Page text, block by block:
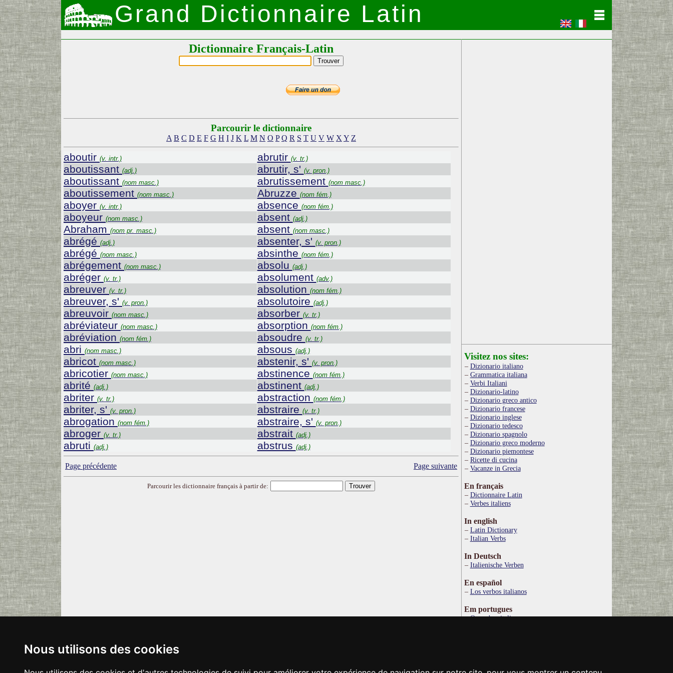
Nous utilisons des cookies
Grand Dictionnaire Latin
Dictionnaire Français-Latin
Parcourir le dictionnaire
A B C D E F G H I J K L M N O P Q R S T U V W X Y Z
aboutir (v. intr.)
aboutissant (adj.)
aboutissant (nom masc.)
aboutissement (nom masc.)
aboyer (v. intr.)
aboyeur (nom masc.)
Abraham (nom pr. masc.)
abrégé (adj.)
abrégé (nom masc.)
abrégement (nom masc.)
abréger (v. tr.)
abreuver (v. tr.)
abreuver, s' (v. pron.)
abreuvoir (nom masc.)
abréviateur (nom masc.)
abréviation (nom fém.)
abri (nom masc.)
abricot (nom masc.)
abricotier (nom masc.)
abrité (adj.)
abriter (v. tr.)
abriter, s' (v. pron.)
abrogation (nom fém.)
abroger (v. tr.)
abruti (adj.)
abrutir (v. tr.)
abrutir, s' (v. pron.)
abrutissement (nom masc.)
Abruzze (nom fém.)
absence (nom fém.)
absent (adj.)
absent (nom masc.)
absenter, s' (v. pron.)
absinthe (nom fém.)
absolu (adj.)
absolument (adv.)
absolution (nom fém.)
absolutoire (adj.)
absorber (v. tr.)
absorption (nom fém.)
absoudre (v. tr.)
absous (adj.)
abstenir, s' (v. pron.)
abstinence (nom fém.)
abstinent (adj.)
abstraction (nom fém.)
abstraire (v. tr.)
abstraire, s' (v. pron.)
abstrait (adj.)
abstrus (adj.)
Page précédente Page suivante
Parcourir les dictionnaire français à partir de:
Visitez nos sites:
Dizionario italiano
Grammatica italiana
Verbi Italiani
Dizionario-latino
Dizionario greco antico
Dizionario francese
Dizionario inglese
Dizionario tedesco
Dizionario spagnolo
Dizionario greco moderno
Dizionario piemontese
Ricette di cucina
Vacanze in Grecia
En français
Dictionnaire Latin
Verbes italiens
In english
Latin Dictionary
Italian Verbs
In Deutsch
Italienische Verben
En español
Los verbos italianos
Em portugues
Os verbos italianos
Ιταλικό Λεξικό